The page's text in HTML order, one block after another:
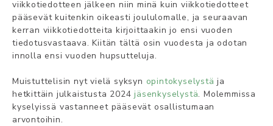
viikkotiedotteen jälkeen niin minä kuin viikkotiedotteet
pääsevät kuitenkin oikeasti joululomalle, ja seuraavan
kerran viikkotiedotteita kirjoittaakin jo ensi vuoden
tiedotusvastaava. Kiitän tältä osin vuodesta ja odotan
innolla ensi vuoden hupsutteluja.
Muistuttelisin nyt vielä syksyn opintokyselystä ja
hetkittäin julkaistusta 2024jäsenkyselystä. Molemmissa
kyselyissä vastanneet pääsevät osallistumaan
arvontoihin.